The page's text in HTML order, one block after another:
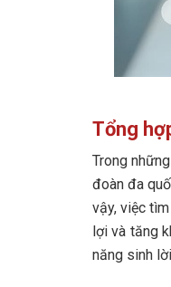
Tổng
Trong
đoàn đa
vậy, việc
lợi và tăng
năng sinh